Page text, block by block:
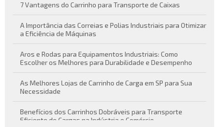
7 Vantagens do Carrinho para Transporte de Caixas
A Importância das Correias e Polias Industriais para Otimizar
a Eficiência de Máquinas
Aros e Rodas para Equipamentos Industriais: Como
Escolher os Melhores para Durabilidade e Desempenho
As Melhores Lojas de Carrinho de Carga em SP para Sua
Necessidade
Benefícios dos Carrinhos Dobráveis para Transporte
Eficiente de Cargas na Indústria e Comércio